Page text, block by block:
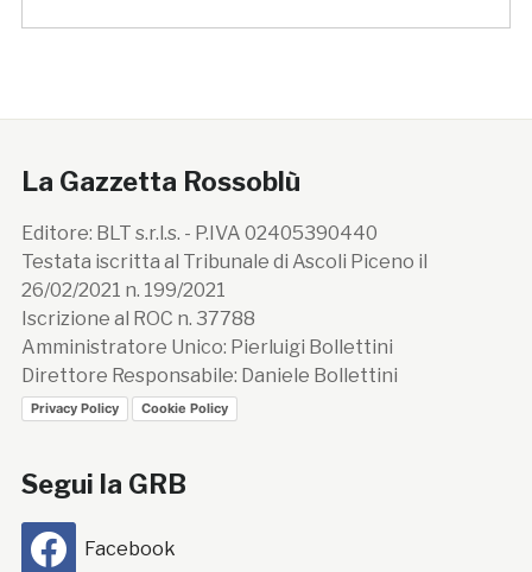
La Gazzetta Rossoblù
Editore: BLT s.r.l.s. - P.IVA 02405390440
Testata iscritta al Tribunale di Ascoli Piceno il
26/02/2021 n. 199/2021
Iscrizione al ROC n. 37788
Amministratore Unico: Pierluigi Bollettini
Direttore Responsabile: Daniele Bollettini
Privacy Policy Cookie Policy
Segui la GRB
Facebook